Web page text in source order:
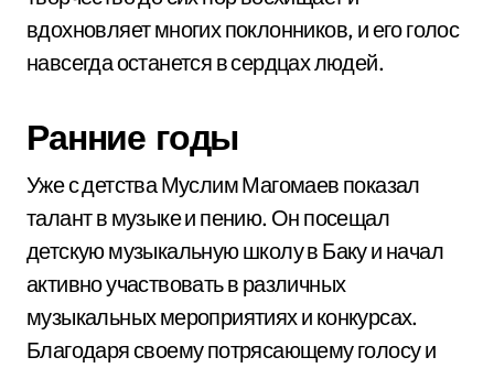
вдохновляет многих поклонников, и его голос
навсегда останется в сердцах людей.
Ранние годы
Уже с детства Муслим Магомаев показал
талант в музыке и пению. Он посещал
детскую музыкальную школу в Баку и начал
активно участвовать в различных
музыкальных мероприятиях и конкурсах.
Благодаря своему потрясающему голосу и